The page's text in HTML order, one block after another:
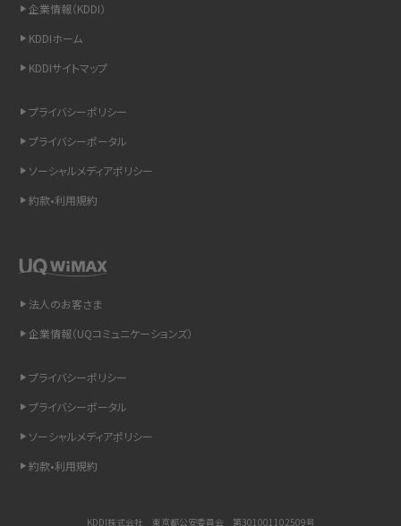
非通知設定とは？184で電話をかける方法やiPhone・Androidの設定を解説
iCloudの使用容量を減らす9つの方法！使用状況の確認手順も紹介
リプライ機能とは？LINE、X（旧Twitter）、Instagram、TikTokで送る方法を解説
LINEで送信取り消しをする方法は？相手に知られるのか、削除との違いも紹介
「iPhoneを探す」の使い方と設定方法を紹介！ブラウザやアプリから探す方法を
詳しく解説
Wi-Fiを快適に使うための速度はどれくらい？用途別の目安・回線ごとの平均を
紹介
企業情報（KDDI）
KDDIホーム
KDDIサイトマップ
プライバシーポリシー
プライバシーポータル
ソーシャルメディアポリシー
約款•利用規約
法人のお客さま
企業情報（UQコミュニケーションズ）
プライバシーポリシー
プライバシーポータル
ソーシャルメディアポリシー
約款•利用規約
KDDI株式会社 東京都公安委員会 第301001102509号